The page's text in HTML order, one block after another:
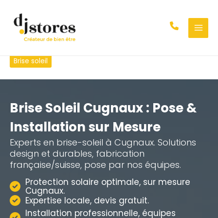
contenu
Brise soleil
Brise Soleil Cugnaux : Pose &
Installation sur Mesure
Experts en brise-soleil à Cugnaux. Solutions
design et durables, fabrication
française/suisse, pose par nos équipes.
Protection solaire optimale, sur mesure
Cugnaux.
Expertise locale, devis gratuit.
Installation professionnelle, équipes